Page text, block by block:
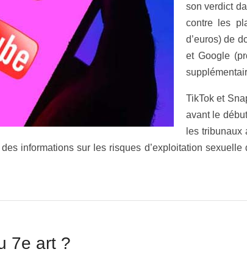
son verdict
contre les
d’euros) de
et Google
TikTok et
avant le
les tribunaux
informations sur les risques d’exploitation
7e art ?